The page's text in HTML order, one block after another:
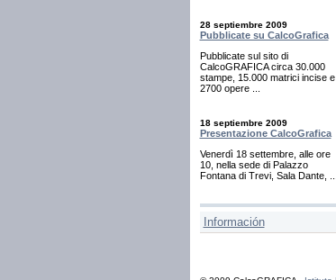
28 septiembre 2009
Pubblicate su CalcoGrafica
Pubblicate sul sito di
CalcoGRAFICA circa 30.000
stampe, 15.000 matrici incise e
2700 opere ...
18 septiembre 2009
Presentazione CalcoGrafica
Venerdì 18 settembre, alle ore
10, nella sede di Palazzo
Fontana di Trevi, Sala Dante, ...
Información